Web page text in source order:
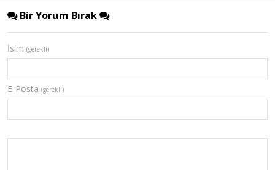
Bir Yorum Bırak
İsim (gerekli)
E-Posta (gerekli)